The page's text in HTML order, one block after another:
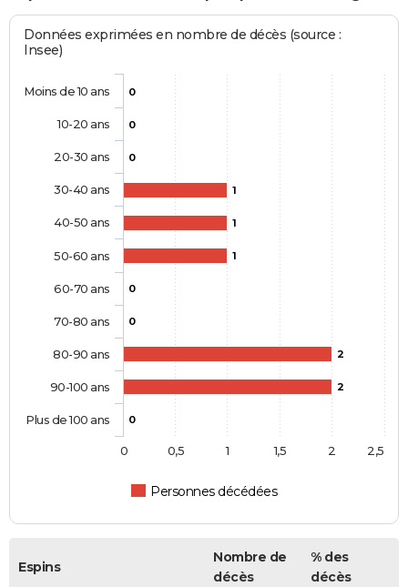
Données exprimées en nombre de décès (source :
Insee)
0
0
0
1
1
1
0
0
2
2
0
Personnes décédées
Moins de 10 ans
10-20 ans
20-30 ans
30-40 ans
40-50 ans
50-60 ans
60-70 ans
70-80 ans
80-90 ans
90-100 ans
Plus de 100 ans
0 0,5 1 1,5 2 2,5
Espins
Nombre de
décès
% des
décès